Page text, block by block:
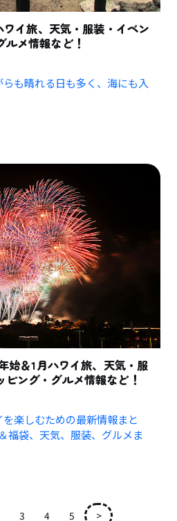
ワイ旅、天気・服装・イベン
ルメ情報など！
も晴れる日も多く、海にも入
始＆1月ハワイ旅、天気・服
ング・グルメ情報など！
楽しむための最新情報まと
袋、天気、服装、グルメま
3 4 5 >